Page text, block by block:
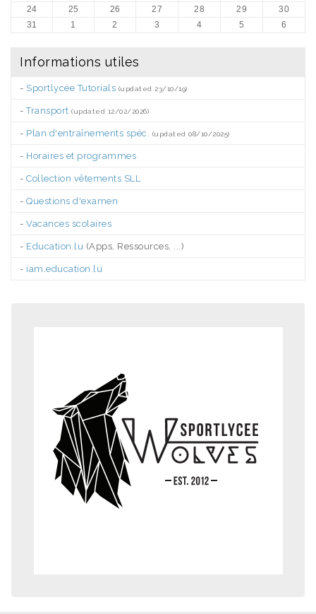
24
25 26 27 28 29
30
31
1 2 3 4 5 6
Informations utiles
- Sportlycée Tutorials (updated 23/10/19)
-Transport (updated 12/02/2026)
- Plan d'entraînements spéc. (updated 08/10/2025)
- Horaires et programmes
- Collection vêtements SLL
- Questions d'examen
- Vacances scolaires
- Education.lu (Apps, Ressources, ...)
- iam.education.lu